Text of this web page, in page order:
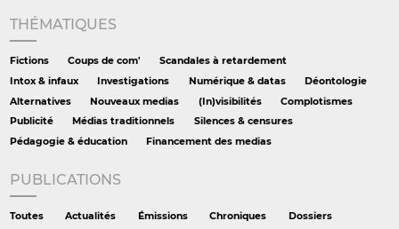
THÉMATIQUES
Fictions Coups de com'
Scandales à retardement
Intox & infaux
Investigations Numérique & datas
Déontologie
Alternatives
Nouveaux medias (In)visibilités
Complotismes
Publicité
Médias traditionnels
Silences & censures
Pédagogie & éducation
Financement des medias
PUBLICATIONS
Toutes Actualités Émissions Chroniques
Dossiers